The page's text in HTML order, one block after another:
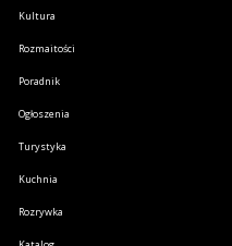
Kultura
Rozmaitości
Poradnik
Ogłoszenia
Turystyka
Kuchnia
Rozrywka